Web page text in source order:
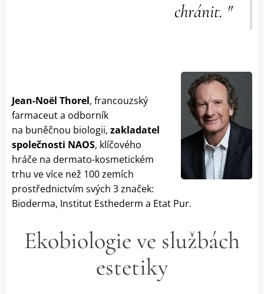
chránit. "
Jean-Noël Thorel, francouzský
farmaceut a odborník
na buněčnou biologii, zakladatel
společnosti NAOS, klíčového
hráče na dermato-kosmetickém
trhu ve více než 100 zemích
prostřednictvím svých 3 značek:
Bioderma, Institut Esthederm a Etat Pur.
Ekobiologie ve službách
estetiky